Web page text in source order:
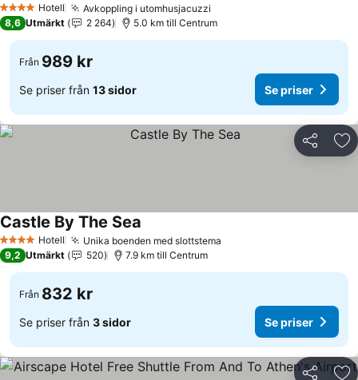
4 StjärnorHotell Avkoppling i utomhusjacuzzi
8,6 Utmärkt 2 264 5.0 km till Centrum
Från 989 kr
Se priser från 13 sidor Se priser
Dela
4 StjärnorHotell Unika boenden med slottstema
Castle By The Sea
9,2 Utmärkt 520 7.9 km till Centrum
Från 832 kr
Se priser från 3 sidor Se priser